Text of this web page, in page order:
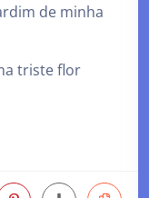
de minha
triste flor